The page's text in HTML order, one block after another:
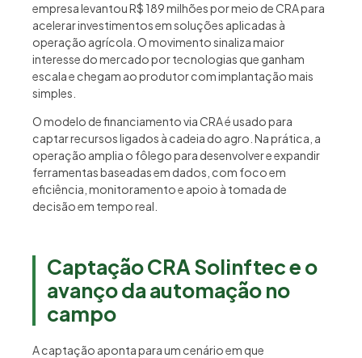
empresa levantou R$ 189 milhões por meio de CRA para
acelerar investimentos em soluções aplicadas à
operação agrícola. O movimento sinaliza maior
interesse do mercado por tecnologias que ganham
escala e chegam ao produtor com implantação mais
simples.
O modelo de financiamento via CRA é usado para
captar recursos ligados à cadeia do agro. Na prática, a
operação amplia o fôlego para desenvolver e expandir
ferramentas baseadas em dados, com foco em
eficiência, monitoramento e apoio à tomada de
decisão em tempo real.
Captação CRA Solinftec e o
avanço da automação no
campo
A captação aponta para um cenário em que